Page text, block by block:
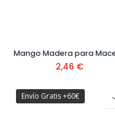
2,46 €
Envío Gratis +60€